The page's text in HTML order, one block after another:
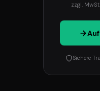
zzgl.
Sichere